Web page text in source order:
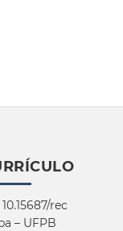
rec
– UFPB